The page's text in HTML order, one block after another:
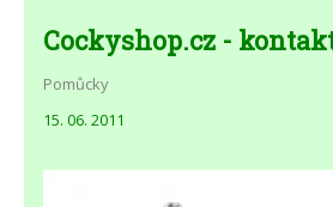
Cockyshop.cz -
Pomůcky
15. 06. 2011